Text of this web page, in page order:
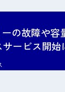
の故障や容
ービス開始